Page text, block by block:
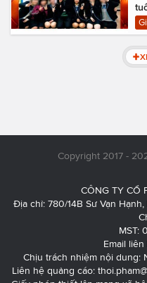
Copyright 2017 -
CÔNG TY CỔ
Địa chỉ: 780/14B Sư Vạn
MST:
Email liên
Chịu trách nhiệm nội dung:
Liên hệ quảng cáo: